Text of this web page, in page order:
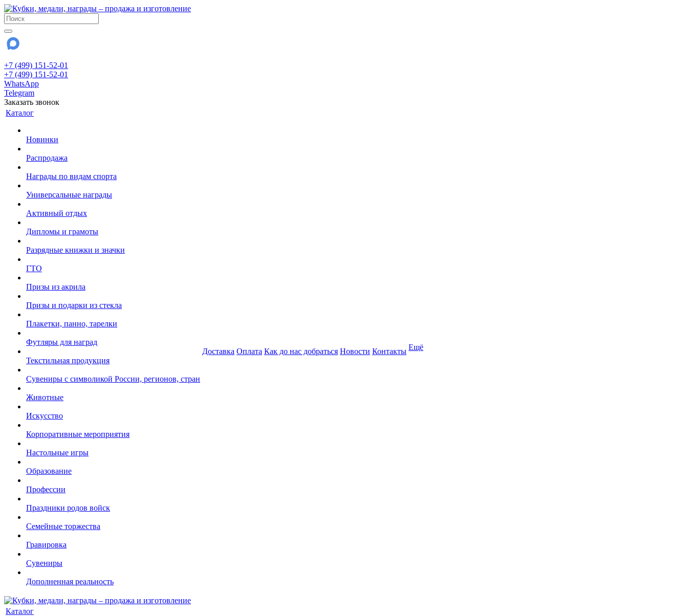
+7 (499) 151-52-01
+7 (499) 151-52-01
WhatsApp
Telegram
Заказать звонок
Каталог
Новинки
Распродажа
Награды по видам спорта
Универсальные награды
Активный отдых
Дипломы и грамоты
Разрядные книжки и значки
ГТО
Призы из акрила
Призы и подарки из стекла
Плакетки, панно, тарелки
Футляры для наград
Текстильная продукция
Сувениры с символикой России, регионов, стран
Животные
Искусство
Корпоративные мероприятия
Настольные игры
Образование
Профессии
Праздники родов войск
Семейные торжества
Гравировка
Сувениры
Дополненная реальность
Доставка Оплата Как до нас добраться Новости Контакты Ещё
Каталог